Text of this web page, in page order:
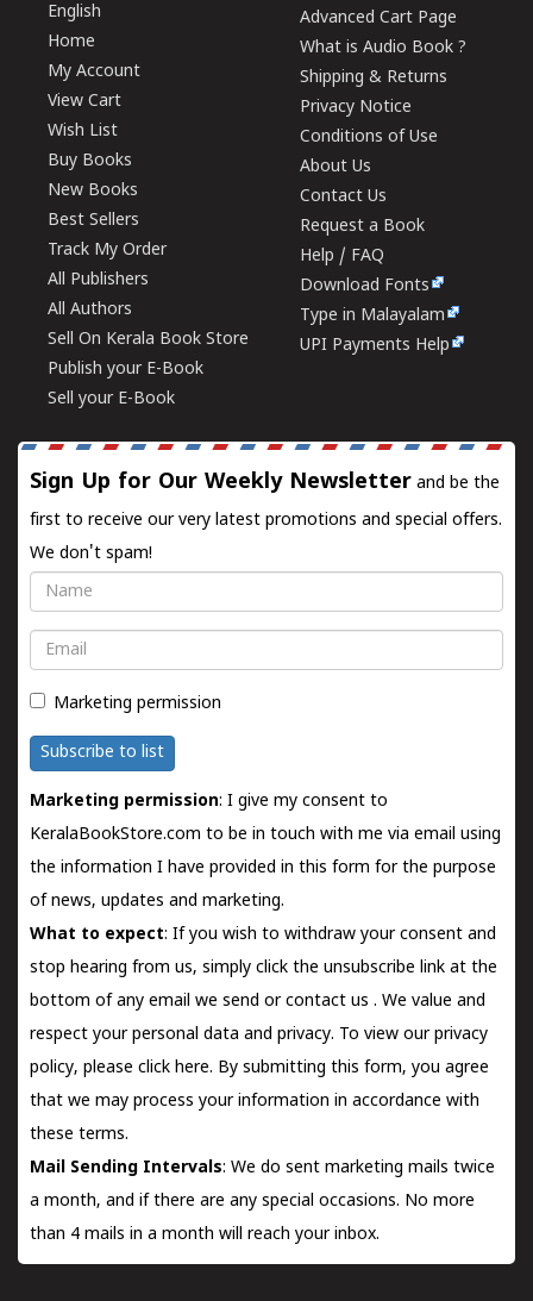
English
Home
My Account
View Cart
Wish List
Buy Books
New Books
Best Sellers
Track My Order
All Publishers
All Authors
Sell On Kerala Book Store
Publish your E-Book
Sell your E-Book
Advanced Cart Page
What is Audio Book ?
Shipping & Returns
Privacy Notice
Conditions of Use
About Us
Contact Us
Request a Book
Help / FAQ
Download Fonts
Type in Malayalam
UPI Payments Help
Sign Up for Our Weekly Newsletter and be the
first to receive our very latest promotions and special offers.
We don't spam!
Name
Email
Marketing permission
Subscribe to list
Marketing permission: I give my consent to
KeralaBookStore.com to be in touch with me via email using
the information I have provided in this form for the purpose
of news, updates and marketing.
What to expect: If you wish to withdraw your consent and
stop hearing from us, simply click the unsubscribe link at the
bottom of any email we send orcontact us . We value and
respect your personal data and privacy. To view our privacy
policy, please click here. By submitting this form, you agree
that we may process your information in accordance with
these terms.
Mail Sending Intervals: We do sent marketing mails twice
a month, and if there are any special occasions. No more
than 4 mails in a month will reach your inbox.